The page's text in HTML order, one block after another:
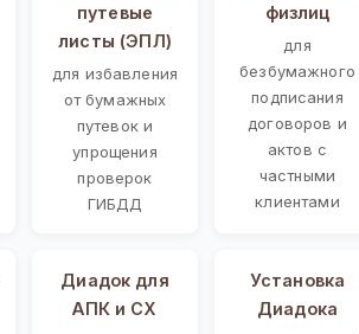
путевые
листы (ЭПЛ)
для избавления
от бумажных
путевок и
упрощения
проверок
ГИБДД
физлиц
для
безбумажного
подписания
договоров и
актов с
частными
клиентами
Диадок для
АПК и СХ
Установка
Диадока